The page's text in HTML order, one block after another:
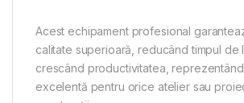
Acest echipament profesional
calitate superioară, reducând timpul de
crescând productivitatea,
excelentă pentru orice atelier sau